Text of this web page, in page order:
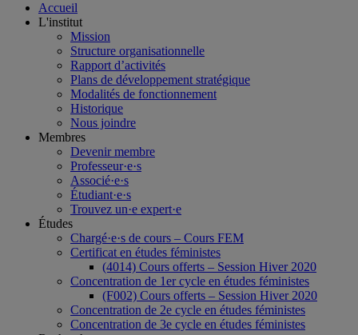
Accueil
L'institut
Mission
Structure organisationnelle
Rapport d’activités
Plans de développement stratégique
Modalités de fonctionnement
Historique
Nous joindre
Membres
Devenir membre
Professeur·e·s
Associé·e·s
Étudiant·e·s
Trouvez un·e expert·e
Études
Chargé·e·s de cours – Cours FEM
Certificat en études féministes
(4014) Cours offerts – Session Hiver 2020
Concentration de 1er cycle en études féministes
(F002) Cours offerts – Session Hiver 2020
Concentration de 2e cycle en études féministes
Concentration de 3e cycle en études féministes